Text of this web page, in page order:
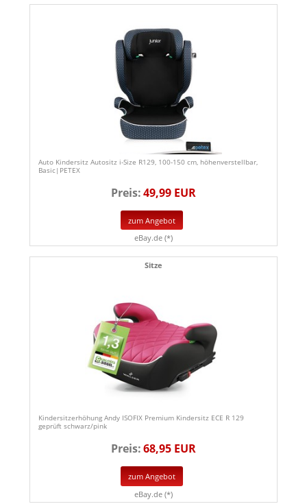
Auto Kindersitz Autositz i-Size R129, 100-150 cm, höhenverstellbar,
Basic|PETEX
Preis:49,99 EUR
zum Angebot
eBay.de (*)
Sitze
Kindersitzerhöhung Andy ISOFIX Premium Kindersitz ECE R 129
geprüft schwarz/pink
Preis:68,95 EUR
zum Angebot
eBay.de (*)